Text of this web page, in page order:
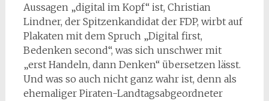
Aussagen „digital im Kopf“ ist, Christian
Lindner, der Spitzenkandidat der FDP, wirbt auf
Plakaten mit dem Spruch „Digital first,
Bedenken second“, was sich unschwer mit
„erst Handeln, dann Denken“ übersetzen lässt.
Und was so auch nicht ganz wahr ist, denn als
ehemaliger Piraten-Landtagsabgeordneter